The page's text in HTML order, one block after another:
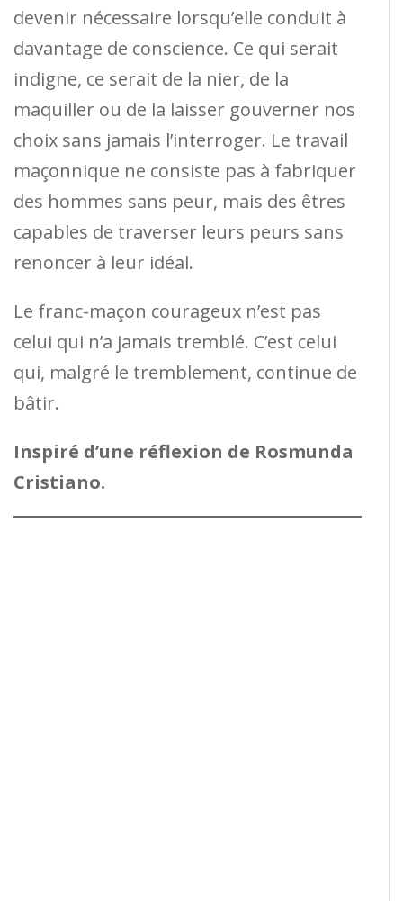
devenir nécessaire lorsqu’elle conduit à
davantage de conscience. Ce qui serait
indigne, ce serait de la nier, de la
maquiller ou de la laisser gouverner nos
choix sans jamais l’interroger. Le travail
maçonnique ne consiste pas à fabriquer
des hommes sans peur, mais des êtres
capables de traverser leurs peurs sans
renoncer à leur idéal.
Le franc-maçon courageux n’est pas
celui qui n’a jamais tremblé. C’est celui
qui, malgré le tremblement, continue de
bâtir.
Inspiré d’une réflexion de Rosmunda
Cristiano.